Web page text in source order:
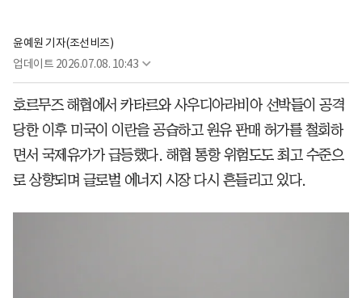
윤예원 기자(조선비즈)
업데이트 2026.07.08. 10:43
호르무즈 해협에서 카타르와 사우디아라비아 선박들이 공격
당한 이후 미국이 이란을 공습하고 원유 판매 허가를 철회하
면서 국제유가가 급등했다. 해협 통항 위험도도 최고 수준으
로 상향되며 글로벌 에너지 시장 다시 흔들리고 있다.